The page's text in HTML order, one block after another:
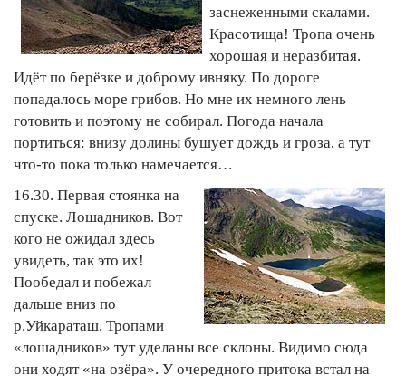
заснеженными скалами.
Красотища! Тропа очень
хорошая и неразбитая.
Идёт по берёзке и доброму ивняку. По дороге
попадалось море грибов. Но мне их немного лень
готовить и поэтому не собирал. Погода начала
портиться: внизу долины бушует дождь и гроза, а тут
что-то пока только намечается…
16.30. Первая стоянка на
спуске. Лошадников. Вот
кого не ожидал здесь
увидеть, так это их!
Пообедал и побежал
дальше вниз по
р.Уйкараташ. Тропами
«лошадников» тут уделаны все склоны. Видимо сюда
они ходят «на озёра». У очередного притока встал на